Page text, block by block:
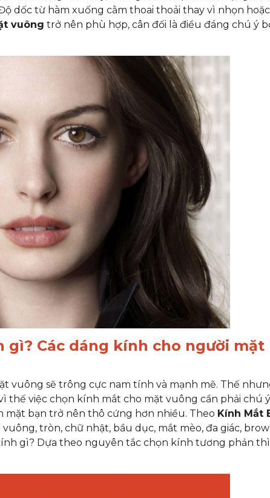
dốc từ hàm xuống cằm thoai thoải thay vì nhọn
vuông trở nên phù hợp, cân đối là điều đáng chú ý
gì? Các dáng kính cho người mặt
vuông sẽ trông cực nam tính và mạnh mẽ. Thế
thế việc chọn kính mắt cho mặt vuông cần phải chú
mặt bạn trở nên thô cứng hơn nhiều. Theo Kính Mắt
tròn, chữ nhật, bầu dục, mắt mèo, đa giác,
gì? Dựa theo nguyên tắc chọn kính tương phản